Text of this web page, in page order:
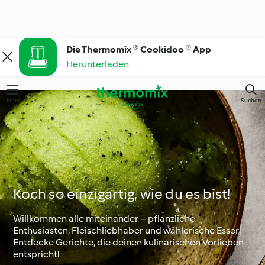
Die Thermomix ® Cookidoo ® App
Herunterladen
Menü Suchen
Koch so einzigartig, wie du es bist!
Willkommen alle miteinander – pflanzliche
Enthusiasten, Fleischliebhaber und wählerische Esser!
Entdecke Gerichte, die deinen kulinarischen Vorlieben
entspricht!